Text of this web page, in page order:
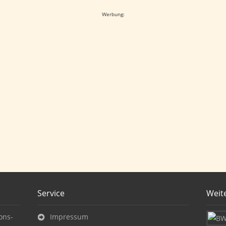
Werbung:
Service
Impressum